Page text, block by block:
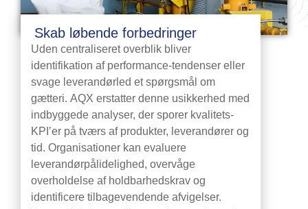
Skab løbende forbedringer
Uden centraliseret overblik bliver
identifikation af performance-tendenser eller
svage leverandørled et spørgsmål om
gætteri. AQX erstatter denne usikkerhed med
indbyggede analyser, der sporer kvalitets-
KPI’er på tværs af produkter, leverandører og
tid. Organisationer kan evaluere
leverandørpålidelighed, overvåge
overholdelse af holdbarhedskrav og
identificere tilbagevendende afvigelser.